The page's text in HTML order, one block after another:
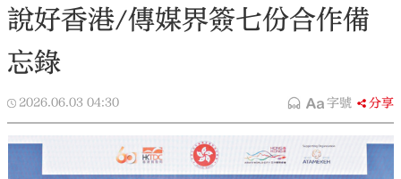
說好香港/傳媒界簽七份合作備
忘錄
2026.06.03 04:30 字號 分享